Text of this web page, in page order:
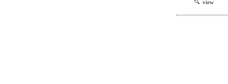
view